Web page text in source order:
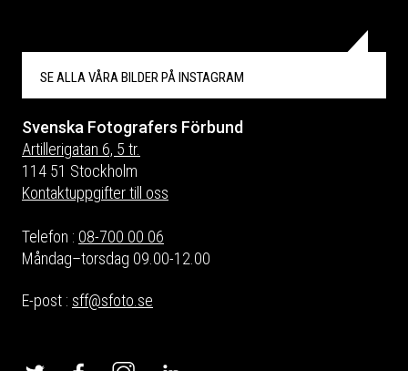
SE ALLA VÅRA BILDER PÅ INSTAGRAM
Svenska Fotografers Förbund
Artillerigatan 6, 5 tr.
114 51 Stockholm
Kontaktuppgifter till oss
Telefon : 08-700 00 06
Måndag–torsdag 09.00-12.00
E-post : sff@sfoto.se